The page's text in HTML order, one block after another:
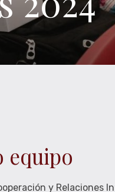
equipo
y Relaciones